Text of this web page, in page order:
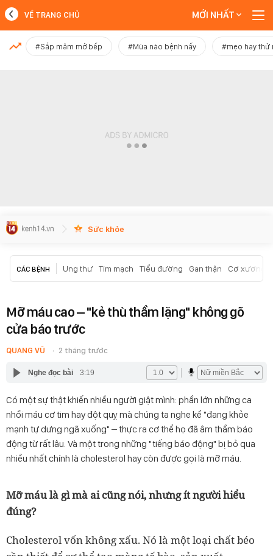
MỚI NHẤT
VỀ TRANG CHỦ MỚI NHẤT
#Sắp mâm mở bếp #Mùa nào bệnh nấy #mẹo hay thử
Sức khỏe
CÁC BỆNH Ung thư Tim mạch Tiểu đường Gan thận Cơ xương
Mỡ máu cao – "kẻ thù thầm lặng" không gõ
cửa báo trước
QUANG VŨ 2 tháng trước
Nghe đọc bài 3:19
Có một sự thật khiến nhiều người giật mình: phần lớn những ca
nhồi máu cơ tim hay đột quỵ mà chúng ta nghe kể "đang khỏe
mạnh tự dưng ngã xuống" – thực ra cơ thể họ đã âm thầm báo
động từ rất lâu. Và một trong những "tiếng báo động" bị bỏ qua
nhiều nhất chính là cholesterol hay còn được gọi là mỡ máu.
Mỡ máu là gì mà ai cũng nói, nhưng ít người hiểu
đúng?
Cholesterol vốn không xấu. Nó là một loại chất béo